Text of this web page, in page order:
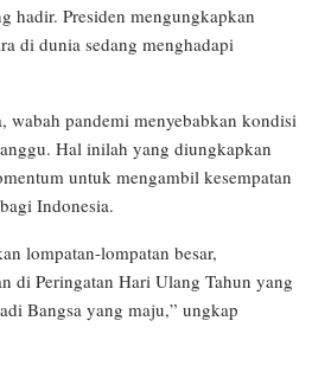
hadir. Presiden mengungkapkan
di dunia sedang menghadapi
wabah pandemi menyebabkan kondisi
Hal inilah yang diungkapkan
untuk mengambil kesempatan
Indonesia.
lompatan-lompatan besar,
di Peringatan Hari Ulang Tahun yang
Bangsa yang maju,” ungkap